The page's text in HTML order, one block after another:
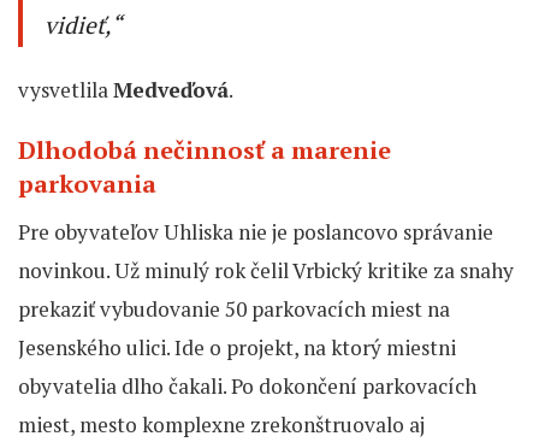
vidieť,“
vysvetlilaMedveďová.
Dlhodobá nečinnosť a marenie
parkovania
Pre obyvateľov Uhliska nie je poslancovo správanie
novinkou. Už minulý rok čelil Vrbický kritike za snahy
prekaziť vybudovanie 50 parkovacích miest na
Jesenského ulici. Ide o projekt, na ktorý miestni
obyvatelia dlho čakali. Po dokončení parkovacích
miest, mesto komplexne zrekonštruovalo aj